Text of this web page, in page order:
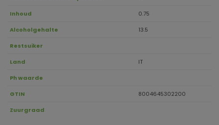
Inhoud 0.75
Alcoholgehalte 13.5
Restsuiker
Land IT
Ph waarde
GTIN 8004645302200
Zuurgraad